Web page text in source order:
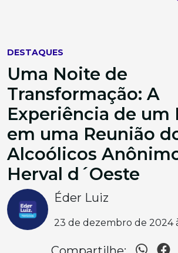
DESTAQUES
Uma Noite de
Transformação: A
Experiência de um
em uma Reunião
Alcoólicos
Herval d´Oeste
Éder Luiz
23 de dezembro de 2024